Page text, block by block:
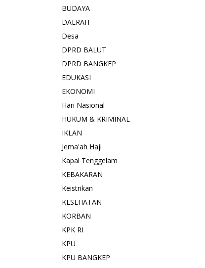
BUDAYA
DAERAH
Desa
DPRD BALUT
DPRD BANGKEP
EDUKASI
EKONOMI
Hari Nasional
HUKUM & KRIMINAL
IKLAN
Jema'ah Haji
Kapal Tenggelam
KEBAKARAN
Keistrikan
KESEHATAN
KORBAN
KPK RI
KPU
KPU BANGKEP